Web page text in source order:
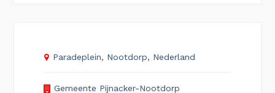
Paradeplein, Nootdorp, Nederland
Gemeente Pijnacker-Nootdorp